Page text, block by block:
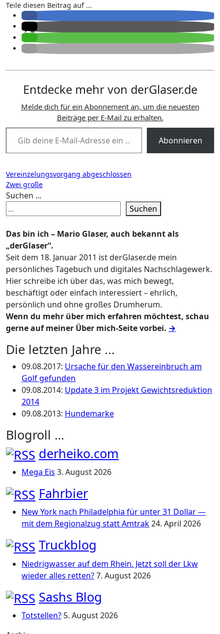
Teile diesen Beitrag auf ...
Entdecke mehr von derGlaser.de
Melde dich für ein Abonnement an, um die neuesten
Beiträge per E-Mail zu erhalten.
Gib deine E-Mail-Adresse ein ...
Abonnieren
Beitragsnavigation
Vereinzelungsvorgang abgeschlossen
Zwei große
Suchen ...
Suchen
Das bin ich – Mario Glaser, auch bekannt als
„derGlaser“.
Seit dem 18. Januar 2011 ist derGlaser.de mein
persönliches Tagebuch und digitales Nachschlagewerk.
Hier schreibe ich über das, was mich bewegt,
beschäftigt oder einfach interessiert – ehrlich,
persönlich und ohne großes Drumherum.
Wenn du mehr über mich erfahren möchtest, schau
gerne auf meiner Über mich-Seite vorbei. →
Die letzten Jahre ...
09.08.2017: Ursache für den Wassereinbruch am
Golf gefunden
09.08.2014: Update 3 im Projekt Gewichtsreduktion
2014
09.08.2013: Hundemarke
Blogroll …
derheiko.com
Mega Eis 3. August 2026
Fahrbier
New York nach Philadelphia für unter 31 Dollar —
mit dem Regionalzug statt Amtrak24. April 2026
Truckblog
Niedrigwasser auf dem Rhein. Jetzt soll der Lkw
wieder alles retten?7. August 2026
Sashs Blog
Totstellen? 5. August 2026